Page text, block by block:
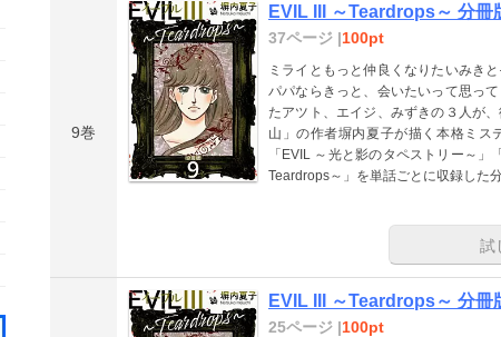
9巻
EVIL III ～Teardrops～ 分冊
37ページ |100pt
ミライともっと仲良くなりたいみき
パパならきっと、会いたいって思っ
たアツト、エイジ、みずきの３人が
山」の作者塀内夏子が描く本格ミ
「EVIL ～光と影のタペストリー～
Teardrops～」を単話ごとに収録した
試
EVIL III ～Teardrops～ 分冊
25ページ |100pt